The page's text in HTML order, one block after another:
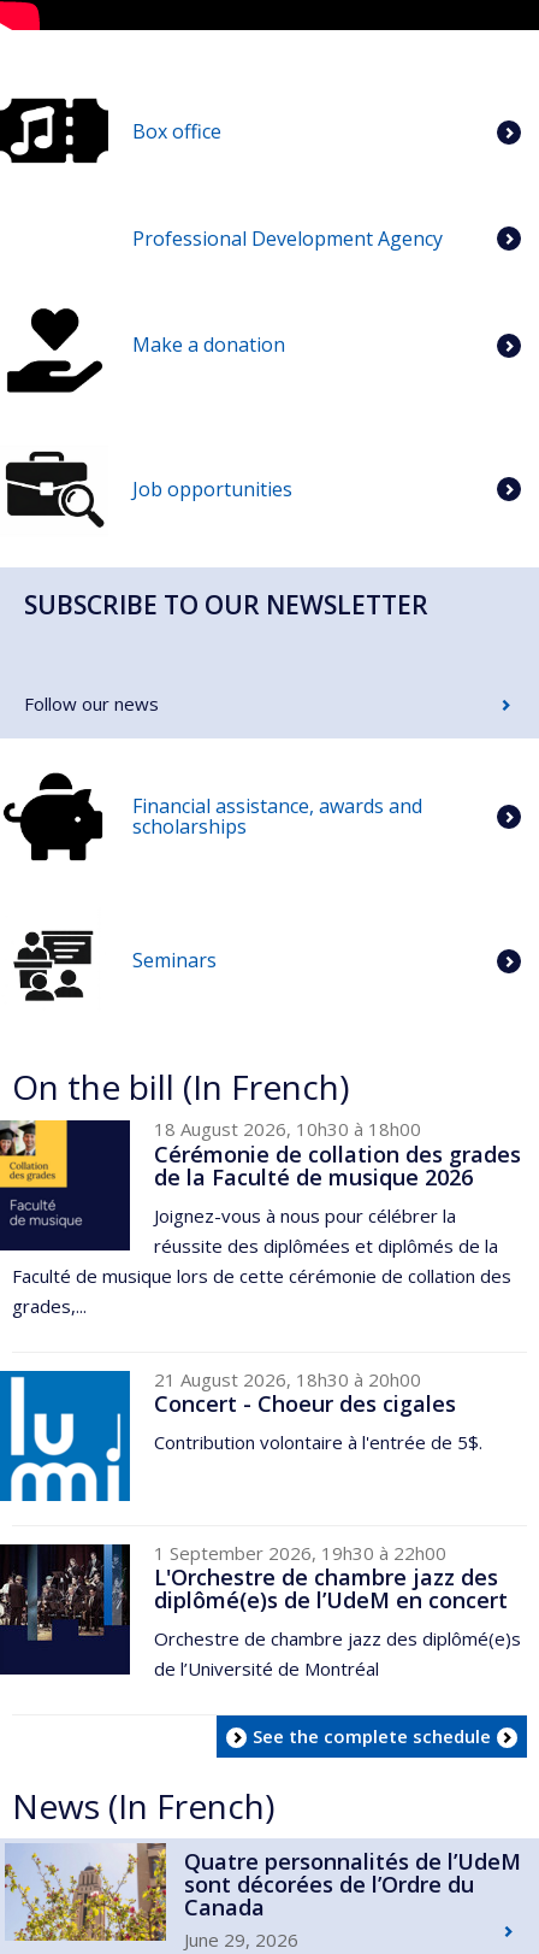
Box office
Professional Development Agency
Make a donation
Job opportunities
SUBSCRIBE TO OUR NEWSLETTER
Follow our news
Financial assistance, awards and
scholarships
Seminars
On the bill (In French)
18 August 2026, 10h30 à 18h00
Cérémonie de collation des grades
de la Faculté de musique 2026
Joignez-vous à nous pour célébrer la
réussite des diplômées et diplômés de la
Faculté de musique lors de cette cérémonie de collation des
grades,...
21 August 2026, 18h30 à 20h00
Concert - Choeur des cigales
Contribution volontaire à l'entrée de 5$.
1 September 2026, 19h30 à 22h00
L'Orchestre de chambre jazz des
diplômé(e)s de l’UdeM en concert
Orchestre de chambre jazz des diplômé(e)s
de l’Université de Montréal
See the complete schedule
News (In French)
Quatre personnalités de l’UdeM
sont décorées de l’Ordre du
Canada
June 29, 2026